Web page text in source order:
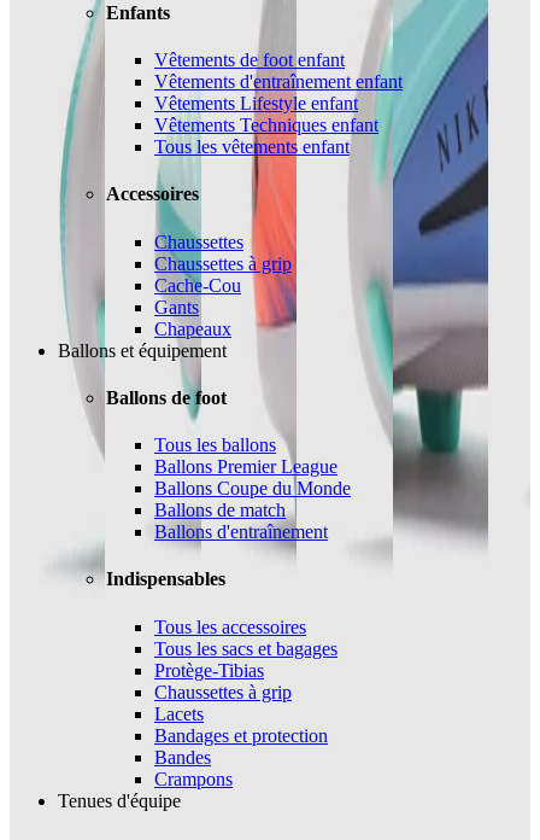
Enfants
Vêtements de foot enfant
Vêtements d'entraînement enfant
Vêtements Lifestyle enfant
Vêtements Techniques enfant
Tous les vêtements enfant
Accessoires
Chaussettes
Chaussettes à grip
Cache-Cou
Gants
Chapeaux
Ballons et équipement
Ballons de foot
Tous les ballons
Ballons Premier League
Ballons Coupe du Monde
Ballons de match
Ballons d'entraînement
Indispensables
Tous les accessoires
Tous les sacs et bagages
Protège-Tibias
Chaussettes à grip
Lacets
Bandages et protection
Bandes
Crampons
Tenues d'équipe